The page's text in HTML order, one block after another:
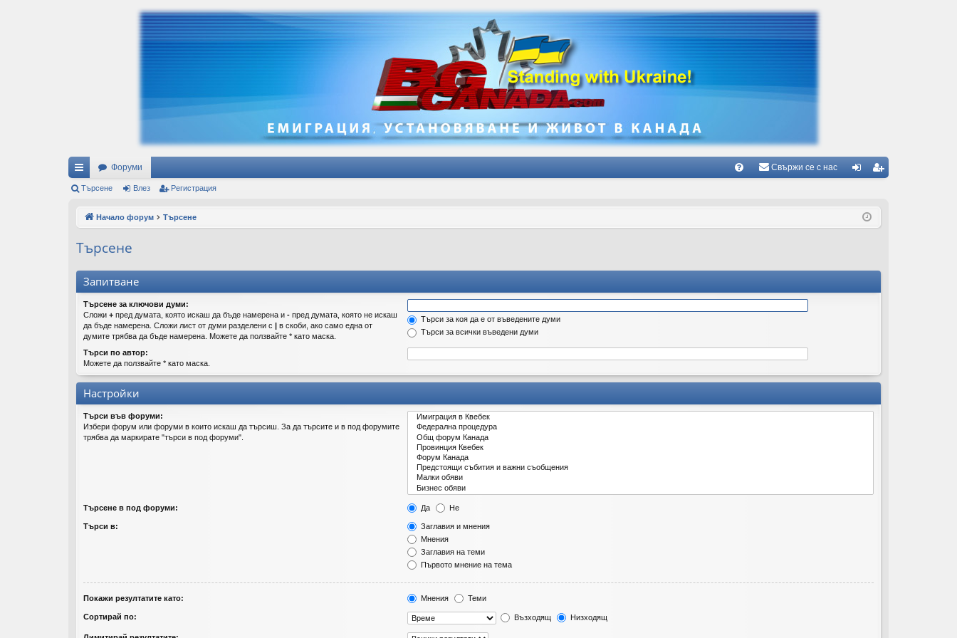
Б
ъ
вр
ъз
ки
Форуми
О
ор
и
Свържи се с нас
ис
ия
Търсене Влез Регистрация
Начало форум Търсене
Търсене
Запитване
Търсене за ключови думи:
Сложи + пред думата, която искаш да бъде намерена и - пред думата, която не искаш
да бъде намерена. Сложи лист от думи разделени с | в скоби, ако само една от
думите трябва да бъде намерена. Можете да ползвайте * като маска.
Търси за коя да е от въведените думи
Търси за всички въведени думи
Търси по автор:
Можете да ползвайте * като маска.
Настройки
Търси във форуми:
Избери форум или форуми в които искаш да търсиш. За да търсите и в под форумите
трябва да маркирате "търси в под форуми".
Търсене в под форуми: Да Не
Търси в:
Заглавия и мнения
Мнения
Заглавия на теми
Първото мнение на тема
Покажи резултатите като: Мнения Теми
Сортирай по: Възходящ Низходящ